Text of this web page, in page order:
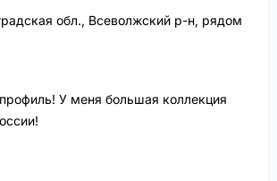
обл., Всеволжский р-н, рядом
У меня большая коллекция